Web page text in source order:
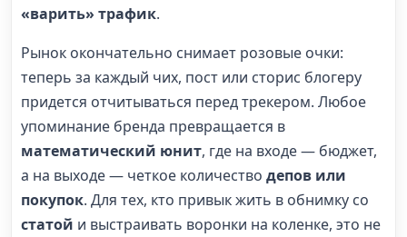
«варить» трафик.
Рынок окончательно снимает розовые очки:
теперь за каждый чих, пост или сторис блогеру
придется отчитываться перед трекером. Любое
упоминание бренда превращается в
математический юнит, где на входе — бюджет,
а на выходе — четкое количество депов или
покупок. Для тех, кто привык жить в обнимку со
статой и выстраивать воронки на коленке, это не